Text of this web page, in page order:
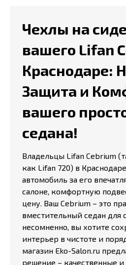
Чехлы на
вашего Lifan
Краснодаре:
Защита и
вашего
седана!
Владельцы Lifan Cebrium
как Lifan 720) в
автомобиль за его
салоне, комфортную
цену. Ваш Cebrium – это
вместительный седан для
несомненно, вы хотите
интерьер в чистоте и
магазин Eko-Salon.ru
решение – качественные и